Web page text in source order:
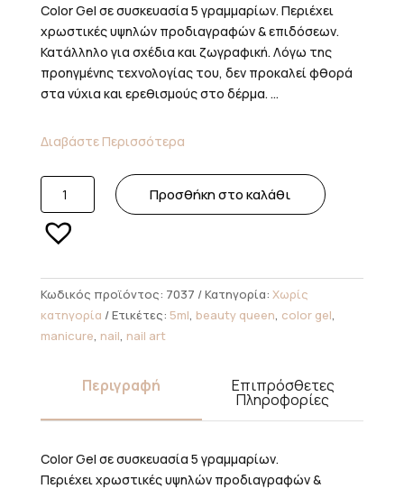
Color Gel σε συσκευασία 5 γραμμαρίων. Περιέχει
χρωστικές υψηλών προδιαγραφών & επιδόσεων.
Κατάλληλο για σχέδια και ζωγραφική. Λόγω της
προηγμένης τεχνολογίας του, δεν προκαλεί φθορά
στα νύχια και ερεθισμούς στο δέρμα. ...
Διαβάστε Περισσότερα
NLB
Color
Gel
Strawberry
5ml
ποσότητα
Προσθήκη στο καλάθι
Κωδικός προϊόντος: 7037 Κατηγορία: Χωρίς
κατηγορία
Ετικέτες: 5ml, beauty queen, color gel,
manicure, nail, nail art
Περιγραφή Επιπρόσθετες
Πληροφορίες
Color Gel σε συσκευασία 5 γραμμαρίων.
Περιέχει χρωστικές υψηλών προδιαγραφών &